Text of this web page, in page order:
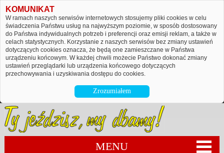
KOMUNIKAT
W ramach naszych serwisów internetowych stosujemy pliki cookies w celu
świadczenia Państwu usług na najwyższym poziomie, w sposób dostosowany
do Państwa indywidualnych potrzeb i preferencji oraz emisji reklam, a także w
celach statystycznych. Korzystanie z naszych serwisów bez zmiany ustawień
dotyczących cookies oznacza, że będą one zamieszczane w Państwa
urządzeniu końcowym. W każdej chwili możecie Państwo dokonać zmiany
ustawień przeglądarki lub urządzenia końcowego dotyczących
przechowywania i uzyskiwania dostępu do cookies.
Zrozumiałem
MENU